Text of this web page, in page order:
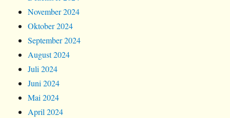
November 2024
Oktober 2024
September 2024
August 2024
Juli 2024
Juni 2024
Mai 2024
April 2024